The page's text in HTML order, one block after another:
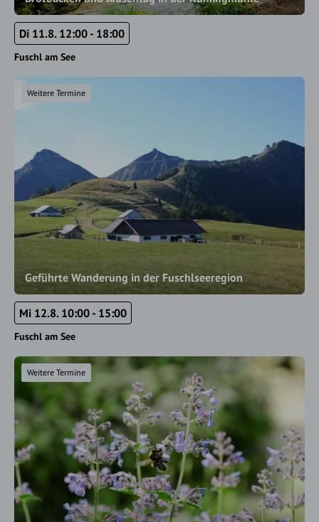
Di 11.8. 12:00 - 18:00
Fuschl am See
Geführte Wanderung in der Fuschlseeregion
Weitere Termine
Mi 12.8. 10:00 - 15:00
Fuschl am See
Weitere Termine